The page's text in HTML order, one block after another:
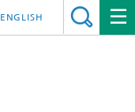
ENGLISH